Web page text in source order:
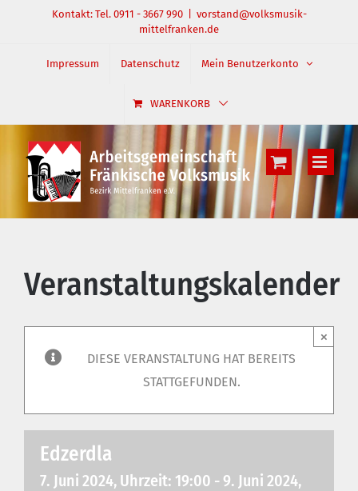
springen
Kontakt: Tel. 0911 - 3667 990
vorstand@volksmusik-
mittelfranken.de
Impressum Datenschutz Mein Benutzerkonto
WARENKORB
Veranstaltungskalender
DIESE VERANSTALTUNG HAT BEREITS
STATTGEFUNDEN.
×
Edzerdla
7. Juni 2024, Uhrzeit: 19:00 - 9. Juni 2024,